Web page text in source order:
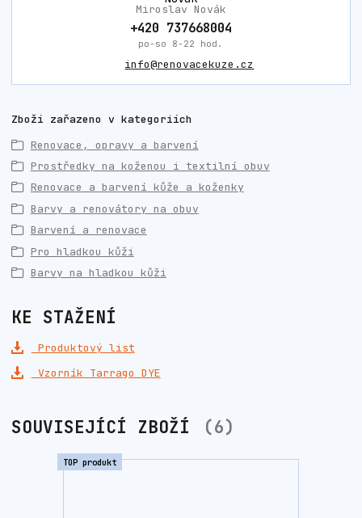
Miroslav Novák
+420 737668004
po-so 8-22 hod.
info@renovacekuze.cz
Zboží zařazeno v kategoriích
Renovace, opravy a barvení
Prostředky na koženou i textilní obuv
Renovace a barvení kůže a koženky
Barvy a renovátory na obuv
Barvení a renovace
Pro hladkou kůži
Barvy na hladkou kůži
KE STAŽENÍ
Produktový list
Vzorník Tarrago DYE
SOUVISEJÍCÍ ZBOŽÍ 6
TOP produkt